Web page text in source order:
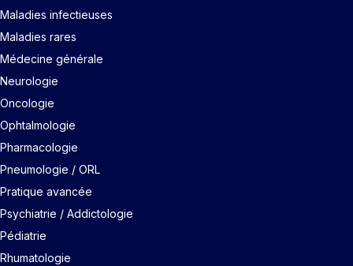
Maladies infectieuses
Maladies rares
Médecine générale
Neurologie
Oncologie
Ophtalmologie
Pharmacologie
Pneumologie / ORL
Pratique avancée
Psychiatrie / Addictologie
Pédiatrie
Rhumatologie